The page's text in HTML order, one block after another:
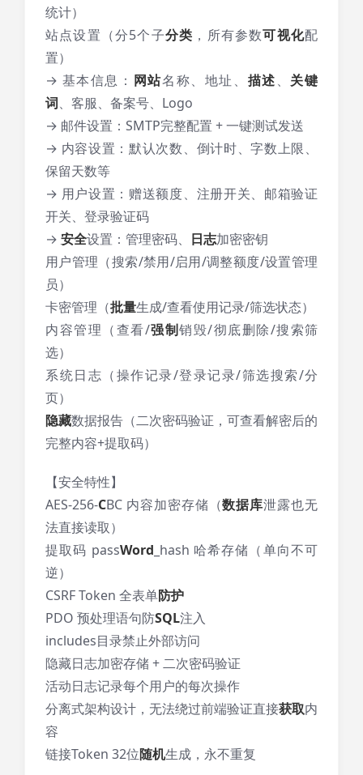
统计）
站点设置（分5个子分类 ，所有参数可视化配
置）
→ 基本信息： 网站名称、地址、 描述、 关键
词、客服、备案号、Logo
→ 邮件设置：SMTP完整配置 + 一键测试发送
→ 内容设置：默认次数、倒计时、字数上限、
保留天数等
→ 用户设置：赠送额度、注册开关、邮箱验证
开关、登录验证码
→ 安全设置：管理密码、 日志加密密钥
用户管理（搜索/禁用/启用/调整额度/设置管理
员）
卡密管理（批量生成/查看使用记录/筛选状态）
内容管理（查看/强制销毁/彻底删除/搜索筛
选）
系统日志（操作记录/登录记录/筛选搜索/分
页）
隐藏数据报告（二次密码验证，可查看解密后的
完整内容+提取码）
【安全特性】
AES-256-CBC 内容加密存储（数据库泄露也无
法直接读取）
提取码 passWord _hash 哈希存储（单向不可
逆）
CSRF Token 全表单防护
PDO 预处理语句防SQL注入
includes目录禁止外部访问
隐藏日志加密存储 + 二次密码验证
活动日志记录每个用户的每次操作
分离式架构设计，无法绕过前端验证直接获取内
容
链接Token 32位随机生成，永不重复